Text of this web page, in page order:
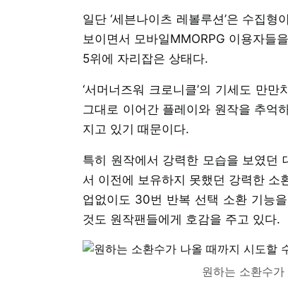
일단 ‘세븐나이츠 레볼루션’은 수집
보이면서 모바일MMORPG 이용자들
5위에 자리잡은 상태다.
‘서머너즈워 크로니클’의 기세도 만
그대로 이어간 플레이와 원작을 추억
지고 있기 때문이다.
특히 원작에서 강력한 모습을 보였던
서 이전에 보유하지 못했던 강력한 소
업없이도 30번 반복 선택 소환 기능
것도 원작팬들에게 호감을 주고 있다.
원하는 소환수